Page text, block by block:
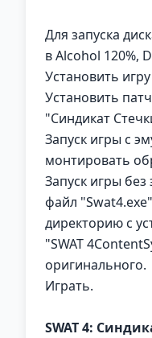
Для запуска
в Alcohol 120%,
Установить
Установить
"Синдикат
Запуск игры с
монтировать
Запуск игры
файл
директорию с
"SWAT
оригинального.
Играть.
SWAT 4: